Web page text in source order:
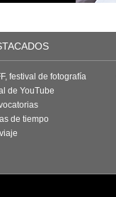
festival de fotografía
de YouTube
de tiempo